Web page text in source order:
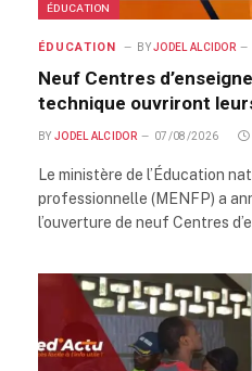
ÉDUCATION
ÉDUCATION BY JODEL ALCIDOR
Neuf Centres
technique ouvriront
BY JODEL ALCIDOR 07/08/2026
Le ministère de l’Éducation
professionnelle (MENFP) a
l’ouverture de neuf Centres